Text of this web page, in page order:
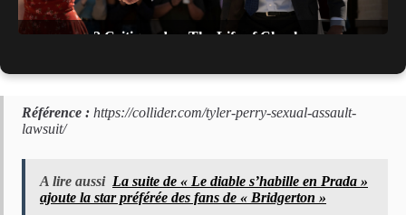
? Critique de « The Life of Chuck »
Référence : https://collider.com/tyler-perry-sexual-assault-
lawsuit/
A lire aussi La suite de « Le diable s’habille en Prada »
ajoute la star préférée des fans de « Bridgerton »